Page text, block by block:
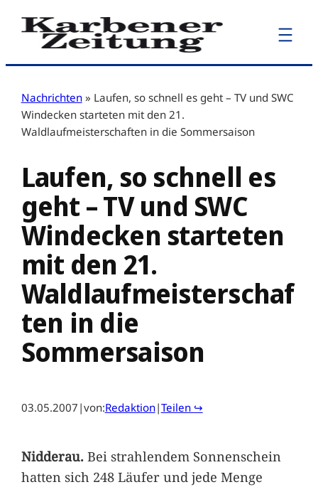
Zum
Inhalt
Nachrichten » Laufen, so schnell es geht – TV und SWC
Windecken starteten mit den 21.
Waldlaufmeisterschaften in die Sommersaison
Laufen, so schnell es
geht – TV und SWC
Windecken starteten
mit den 21.
Waldlaufmeisterschaf
ten in die
Sommersaison
03.05.2007 |von:Redaktion|Teilen ↪
Nidderau.Bei strahlendem Sonnenschein
hatten sich 248 Läufer und jede Menge